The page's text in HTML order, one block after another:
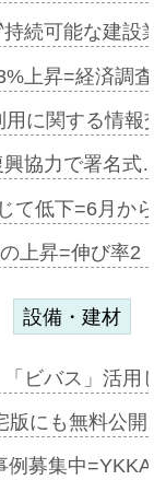
続可能な建
上昇=経済調
に関する情
興協力で署名
て低下=6月か
上昇=伸び率
設備・建材
ビバス」活
版にも無料公
例募集中